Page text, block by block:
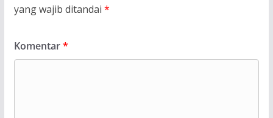
yang wajib ditandai *
Komentar*